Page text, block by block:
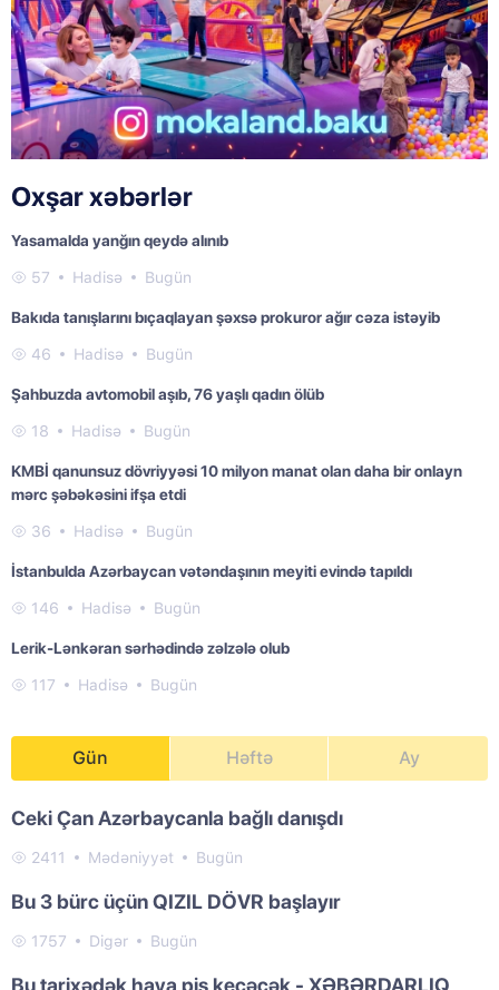
Oxşar xəbərlər
Yasamalda yanğın qeydə alınıb
57 Hadisə Bugün
Bakıda tanışlarını bıçaqlayan şəxsə prokuror ağır cəza istəyib
46 Hadisə Bugün
Şahbuzda avtomobil aşıb, 76 yaşlı qadın ölüb
18 Hadisə Bugün
KMBİ qanunsuz dövriyyəsi 10 milyon manat olan daha bir onlayn
mərc şəbəkəsini ifşa etdi
36 Hadisə Bugün
İstanbulda Azərbaycan vətəndaşının meyiti evində tapıldı
146 Hadisə Bugün
Lerik-Lənkəran sərhədində zəlzələ olub
117 Hadisə Bugün
Gün Həftə Ay
Ceki Çan Azərbaycanla bağlı danışdı
2411 Mədəniyyət Bugün
Bu 3 bürc üçün QIZIL DÖVR başlayır
1757 Digər Bugün
Bu tarixədək hava pis keçəcək - XƏBƏRDARLIQ